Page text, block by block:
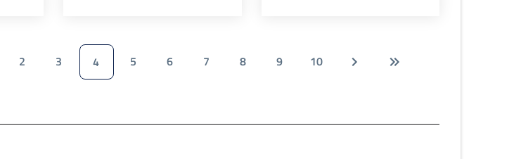
2 3 4 5 6 7 8 9 10